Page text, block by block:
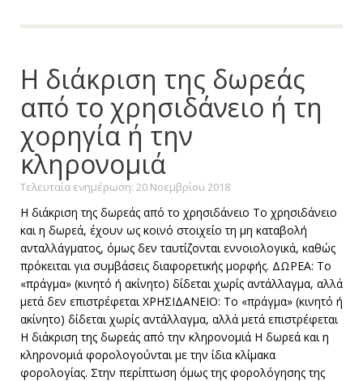
Η διάκριση της δωρεάς
από το χρησιδάνειο ή τη
χορηγία ή την
κληρονομιά
Τελευταία ενημέρωση: 20 Νοεμβρίου 2018
Η διάκριση της δωρεάς από το χρησιδάνειο Το χρησιδάνειο
και η δωρεά, έχουν ως κοινό στοιχείο τη μη καταβολή
ανταλλάγματος, όμως δεν ταυτίζονται εννοιολογικά, καθώς
πρόκειται για συμβάσεις διαφορετικής μορφής. ΔΩΡΕΑ: Το
«πράγμα» (κινητό ή ακίνητο) δίδεται χωρίς αντάλλαγμα, αλλά
μετά δεν επιστρέφεται ΧΡΗΣΙΔΑΝΕΙΟ: Το «πράγμα» (κινητό ή
ακίνητο) δίδεται χωρίς αντάλλαγμα, αλλά μετά επιστρέφεται
Η διάκριση της δωρεάς από την κληρονομιά Η δωρεά και η
κληρονομιά φορολογούνται με την ίδια κλίμακα
φορολογίας. Στην περίπτωση όμως της φορολόγησης της